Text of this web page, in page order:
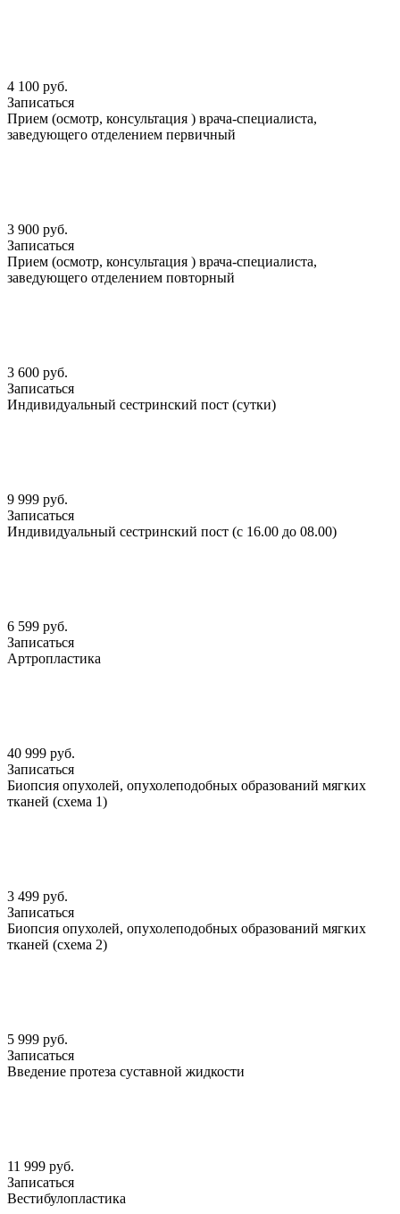
4 100 руб.
Записаться
Прием (осмотр, консультация ) врача-специалиста,
заведующего отделением первичный
3 900 руб.
Записаться
Прием (осмотр, консультация ) врача-специалиста,
заведующего отделением повторный
3 600 руб.
Записаться
Индивидуальный сестринский пост (сутки)
9 999 руб.
Записаться
Индивидуальный сестринский пост (с 16.00 до 08.00)
6 599 руб.
Записаться
Артропластика
40 999 руб.
Записаться
Биопсия опухолей, опухолеподобных образований мягких
тканей (схема 1)
3 499 руб.
Записаться
Биопсия опухолей, опухолеподобных образований мягких
тканей (схема 2)
5 999 руб.
Записаться
Введение протеза суставной жидкости
11 999 руб.
Записаться
Вестибулопластика